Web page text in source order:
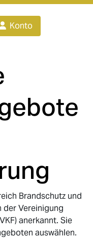
Konto
Brandschutz und
der Vereinigung
anerkannt. Sie
auswählen.